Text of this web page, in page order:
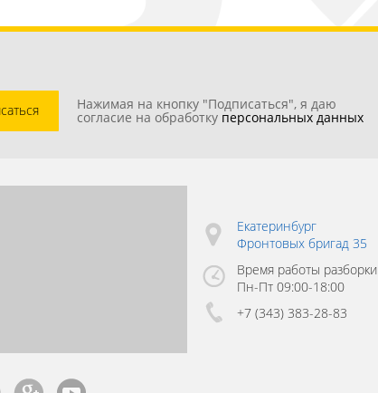
Нажимая на кнопку "Подписаться", я даю
согласие на обработку персональных данных
Екатеринбург
Фронтовых бригад 35
Время работы разборки
Пн-Пт 09:00-18:00
+7 (343) 383-28-83